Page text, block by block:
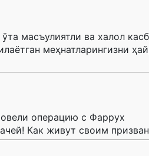
масъулиятли ва халол касб
меҳнатларингизни
операцию с Фаррух
Как живут своим